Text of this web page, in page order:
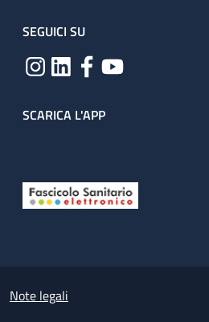
SEGUICI SU
SCARICA L'APP
Small prints
Note legali